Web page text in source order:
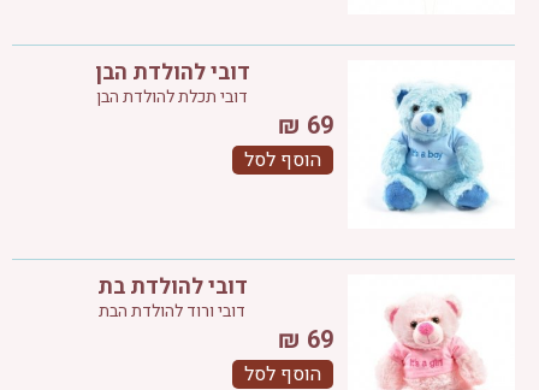
דובי להולדת הבן
דובי תכלת להולדת הבן
69
₪
הוסף לסל
דובי להולדת בת
דובי ורוד להולדת הבת
69
₪
הוסף לסל